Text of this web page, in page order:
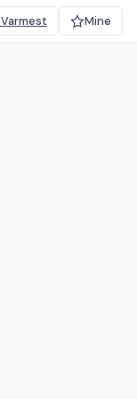
Varmest Mine